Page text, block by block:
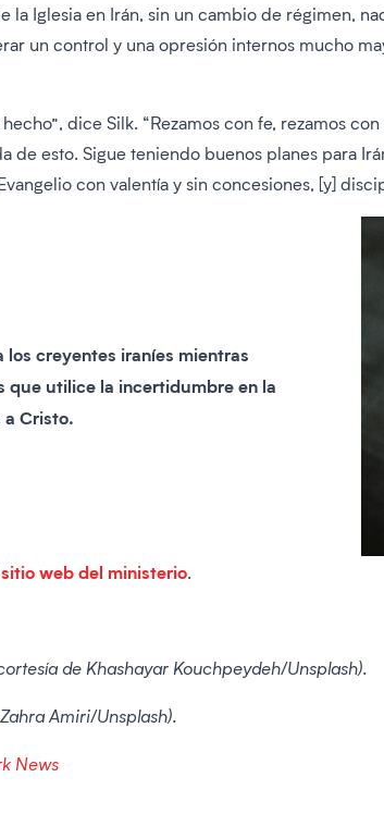
Iglesia en Irán, sin un cambio de régimen,
un control y una opresión internos mucho
dice Silk. “Rezamos con fe, rezamos
de esto. Sigue teniendo buenos planes para
con valentía y sin concesiones, [y]
creyentes iraníes mientras
que utilice la incertidumbre en la
a Cristo.
web del ministerio.
de Khashayar Kouchpeydeh/Unsplash).
Amiri/Unsplash).
News